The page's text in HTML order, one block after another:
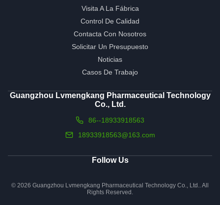
Visita A La Fábrica
Control De Calidad
Contacta Con Nosotros
Solicitar Un Presupuesto
Noticias
Casos De Trabajo
Guangzhou Lvmengkang Pharmaceutical Technology
Co., Ltd.
86--18933918563
18933918563@163.com
Follow Us
© 2026 Guangzhou Lvmengkang Pharmaceutical Technology Co., Ltd.. All
Rights Reserved.